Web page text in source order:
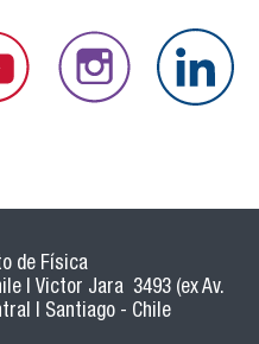
de Física
| Victor Jara 3493 (ex Av.
| Santiago - Chile